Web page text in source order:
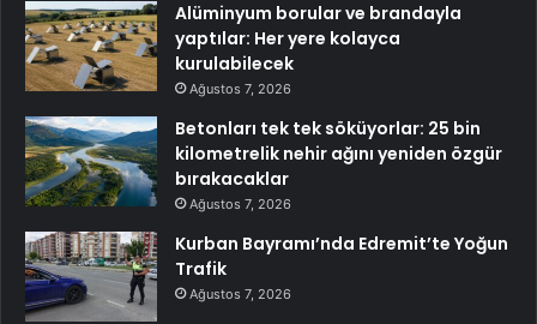
Alüminyum borular ve brandayla
yaptılar: Her yere kolayca
kurulabilecek
Ağustos 7, 2026
Betonları tek tek söküyorlar: 25 bin
kilometrelik nehir ağını yeniden özgür
bırakacaklar
Ağustos 7, 2026
Kurban Bayramı’nda Edremit’te Yoğun
Trafik
Ağustos 7, 2026